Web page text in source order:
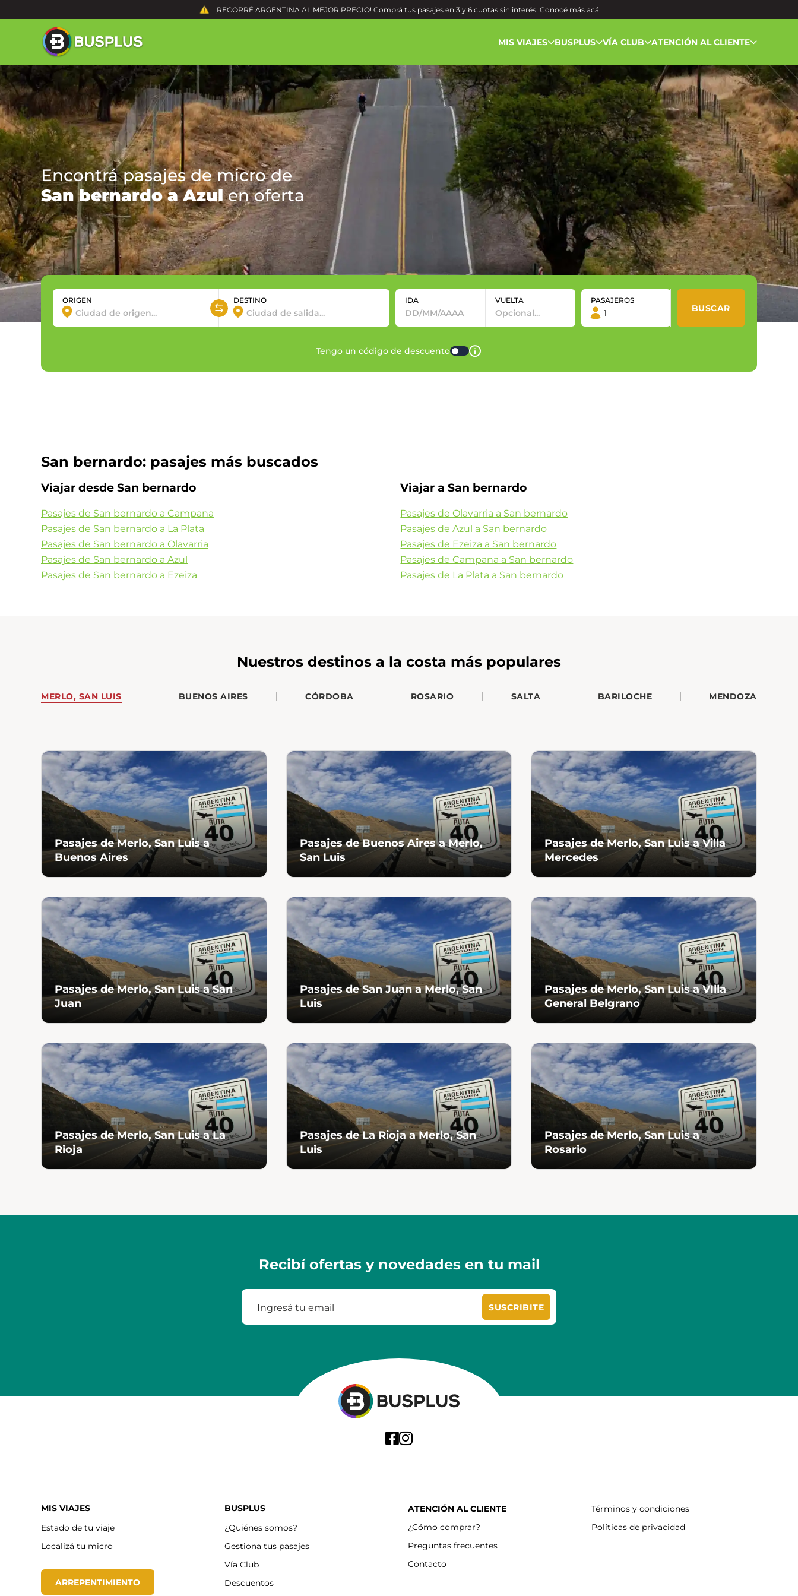
¡RECORRÉ ARGENTINA AL MEJOR PRECIO! Comprá tus pasajes en 3 y 6 cuotas sin interés. Conocé másacá
MIS VIAJES BUSPLUS VÍA CLUB ATENCIÓN AL CLIENTE
Encontrá pasajes de micro de
San bernardo a Azulen oferta
ORIGEN DESTINO IDA VUELTA PASAJEROS
BUSCAR
Tengo un código de descuento
San bernardo: pasajes más buscados
Viajar desde San bernardo
Pasajes de San bernardo a Campana
Pasajes de San bernardo a La Plata
Pasajes de San bernardo a Olavarria
Pasajes de San bernardo a Azul
Pasajes de San bernardo a Ezeiza
Viajar a San bernardo
Pasajes de Olavarria a San bernardo
Pasajes de Azul a San bernardo
Pasajes de Ezeiza a San bernardo
Pasajes de Campana a San bernardo
Pasajes de La Plata a San bernardo
Nuestros destinos a la costa más populares
MERLO, SAN LUIS BUENOS AIRES CÓRDOBA ROSARIO SALTA BARILOCHE MENDOZA
Pasajes de Merlo, San Luis a
Buenos Aires
Pasajes de Merlo, San Luis a San
Juan
Pasajes de Merlo, San Luis a La
Rioja
Pasajes de Buenos Aires a Merlo,
San Luis
Pasajes de San Juan a Merlo, San
Luis
Pasajes de La Rioja a Merlo, San
Luis
Pasajes de Merlo, San Luis a Villa
Mercedes
Pasajes de Merlo, San Luis a VIlla
General Belgrano
Pasajes de Merlo, San Luis a
Rosario
Recibí ofertas y novedades en tu mail
SUSCRIBITE
MIS VIAJES
Estado de tu viaje
Localizá tu micro
ARREPENTIMIENTO
BUSPLUS
¿Quiénes somos?
Gestiona tus pasajes
Vía Club
Descuentos
ATENCIÓN AL CLIENTE
¿Cómo comprar?
Preguntas frecuentes
Contacto
Términos y condiciones
Políticas de privacidad